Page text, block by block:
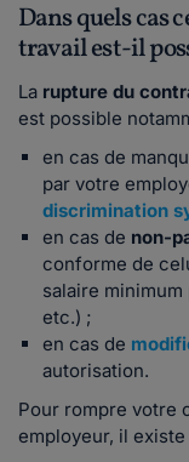
Dans quels cas
travail est-il
La rupture du
est possible
en cas de
par votre
discrimination
en cas de non-
conforme de
salaire
etc.) ;
en cas de
autorisation.
Pour rompre votre
employeur, il